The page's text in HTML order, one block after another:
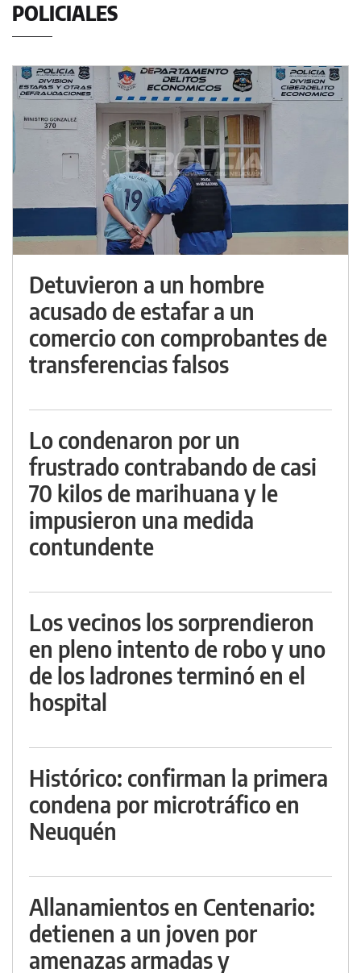
POLICIALES
Detuvieron a un hombre
acusado de estafar a un
comercio con comprobantes de
transferencias falsos
Lo condenaron por un
frustrado contrabando de casi
70 kilos de marihuana y le
impusieron una medida
contundente
Los vecinos los sorprendieron
en pleno intento de robo y uno
de los ladrones terminó en el
hospital
Histórico: confirman la primera
condena por microtráfico en
Neuquén
Allanamientos en Centenario:
detienen a un joven por
amenazas armadas y